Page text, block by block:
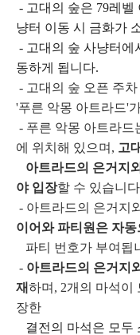
- 고대의 숲은 79레
냥터 이동 시 금화가
- 고대의 숲 사냥터에
동하게 됩니다.
- 고대의 숲 오픈 주
'푸른 악몽 아트라드'
- 푸른 악몽 아트라드
에 위치해 있으며, 고
아트라드의 은거지
야 입장할 수 있습니
- 아트라드의 은거지
이어와 파티원은 자
파티 번호가 부여됩
- 아트라드의 은거지
재하며, 2개의 마석이
장한
결전의 마석은 모두